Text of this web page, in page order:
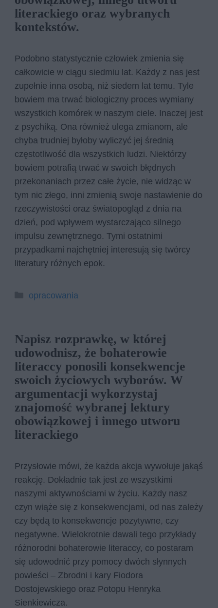
literackiego oraz wybranych
kontekstów.
Podobno statystycznie człowiek zmienia się
całkowicie w ciągu siedmiu lat. Każdy z nas jest
zupełnie inna osobą, niż siedem lat temu. Tyle
bowiem ma trwać biologiczny proces wymiany
wszystkich komórek w naszym ciele. Inaczej jest
z psychiką. Ona również ulega zmianom, ale
chyba trudniej byłoby wyliczyć jej średnią
częstotliwość dla wszystkich ludzi. Niektórzy
bowiem potrafią trwać w swoich błędnych
przekonaniach przez całe życie, nie widząc w
tym nic złego, inni zmienią swoje nastawienie do
rzeczywistości oraz światopogląd z dnia na
dzień, pod wpływem wystarczająco silnego
impulsu zewnętrznego. Tymi ostatnimi
przypadkami najchętniej interesują się twórcy
literatury różnych epok.
Kategorie
opracowania
Napisz rozprawkę, w której
udowodnisz, że bohaterowie
literaccy ponosili konsekwencje
swoich życiowych wyborów. W
argumentacji wykorzystaj
znajomość wybranej lektury
obowiązkowej i innego utworu
literackiego
Przysłowie mówi, że każda akcja wywołuje jakąś
reakcję. Dokładnie tak jest ze wszystkimi
naszymi aktywnościami w życiu. Każdy nasz
czyn wiąże się z konsekwencjami, od nas zależy
czy będą to konsekwencje pozytywne, czy
negatywne. Wielokrotnie dawali tego przykłady
różnorodni bohaterowie literaccy, co postaram
się udowodnić przy pomocy dwóch słynnych
powieści – Zbrodni i kary Fiodora
Dostojewskiego oraz Potopu Henryka
Sienkiewicza.